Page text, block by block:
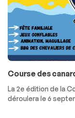
Course des
La 2e édition de la
déroulera le 6